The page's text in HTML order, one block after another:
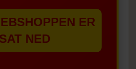
ER
SAT NED